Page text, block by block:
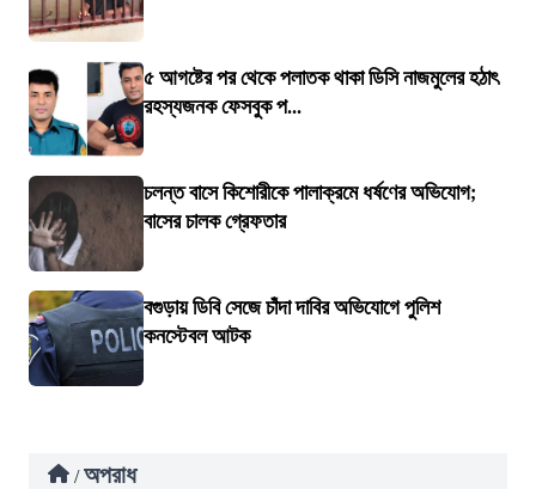
৫ আগষ্টের পর থেকে পলাতক থাকা ডিসি নাজমুলের হঠাৎ
রহস্যজনক ফেসবুক প...
চলন্ত বাসে কিশোরীকে পালাক্রমে ধর্ষণের অভিযোগ;
বাসের চালক গ্রেফতার
বগুড়ায় ডিবি সেজে চাঁদা দাবির অভিযোগে পুলিশ
কনস্টেবল আটক
/ অপরাধ